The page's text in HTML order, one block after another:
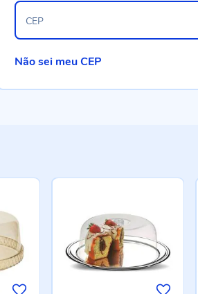
CEP
Não sei meu CEP